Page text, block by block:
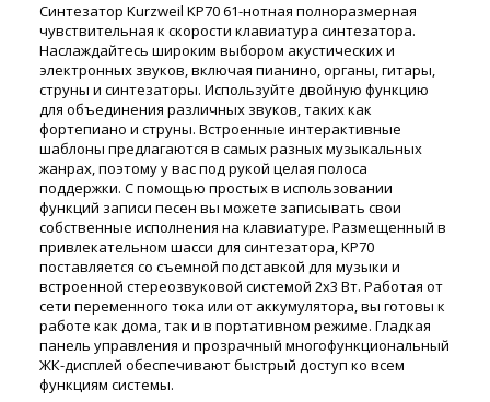
Синтезатор Kurzweil KP70 61-нотная полноразмерная
чувствительная к скорости клавиатура синтезатора.
Наслаждайтесь широким выбором акустических и
электронных звуков, включая пианино, органы, гитары,
струны и синтезаторы. Используйте двойную функцию
для объединения различных звуков, таких как
фортепиано и струны. Встроенные интерактивные
шаблоны предлагаются в самых разных музыкальных
жанрах, поэтому у вас под рукой целая полоса
поддержки. С помощью простых в использовании
функций записи песен вы можете записывать свои
собственные исполнения на клавиатуре. Размещенный в
привлекательном шасси для синтезатора, KP70
поставляется со съемной подставкой для музыки и
встроенной стереозвуковой системой 2x3 Вт. Работая от
сети переменного тока или от аккумулятора, вы готовы к
работе как дома, так и в портативном режиме. Гладкая
панель управления и прозрачный многофункциональный
ЖК-дисплей обеспечивают быстрый доступ ко всем
функциям системы.